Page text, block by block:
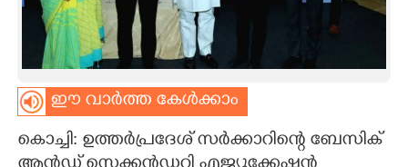
ART
CARTOONS
ഈ വാർത്ത കേൾക്കാം
കൊച്ചി: ഉത്തർപ്രദേശ് സർക്കാറിന്റെ ബേസിക്